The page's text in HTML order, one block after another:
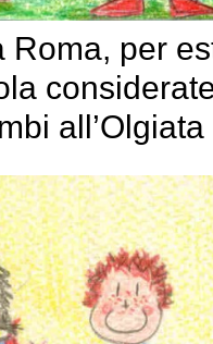
Roma, per
all’Olgiata